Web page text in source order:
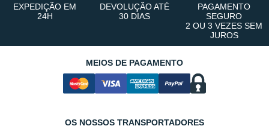
EXPEDIÇÃO EM
24H
DEVOLUÇÃO ATÉ
30 DIAS
PAGAMENTO
SEGURO
2 OU 3 VEZES SEM
JUROS
MEIOS DE PAGAMENTO
OS NOSSOS TRANSPORTADORES